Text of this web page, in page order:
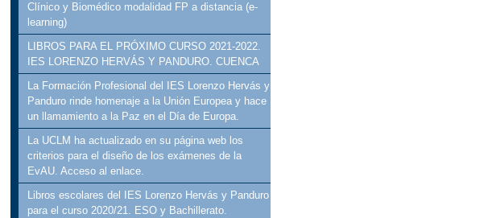
Clínico y Biomédico modalidad FP a distancia (e-
learning)
LIBROS PARA EL PRÓXIMO CURSO 2021-2022.
IES LORENZO HERVÁS Y PANDURO. CUENCA
La Formación Profesional del IES Lorenzo Hervás y
Panduro rinde homenaje a la Unión Europea y hace
un llamamiento a la Paz en el Día de Europa.
La UCLM ha actualizado en su página web los
criterios para el diseño de los exámenes de la
EvAU. Acceso al enlace.
Libros escolares del IES Lorenzo Hervás y Panduro
para el curso 2020/21. ESO y Bachillerato.